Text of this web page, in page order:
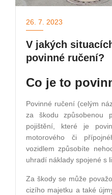
26. 7. 2023
V jakých
povinné ručení?
Co je to
Povinné ručení (celým
za škodu způsobenou
pojištění, které je
motorového či
vozidlem způsobíte
uhradí náklady spojené s
Za škody se může
cizího majetku a také